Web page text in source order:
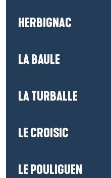
HERBIGNAC
LA BAULE
LA TURBALLE
LE CROISIC
LE POULIGUEN
de la destination,
aquarium vous...
lancements de
Presqu’île de Guérande, on
et des espaces...
La Baule-Presqu’île
accessibles aux